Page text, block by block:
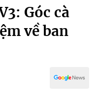
Góc cà
về ban